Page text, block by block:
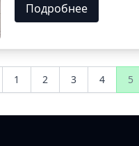
Подробнее
1 2 3 4 5